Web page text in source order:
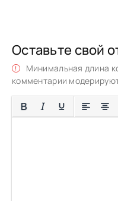
Оставьте свой
Минимальная длина
комментарии